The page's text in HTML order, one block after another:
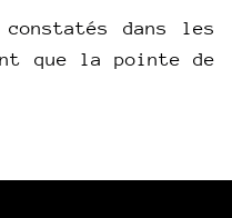
constatés dans les
que la pointe de